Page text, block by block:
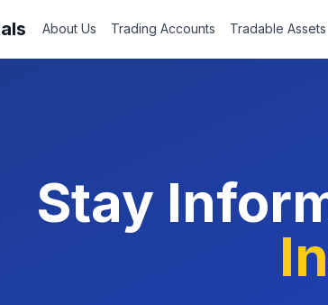
About Us Trading Accounts Tradable Assets
Stay